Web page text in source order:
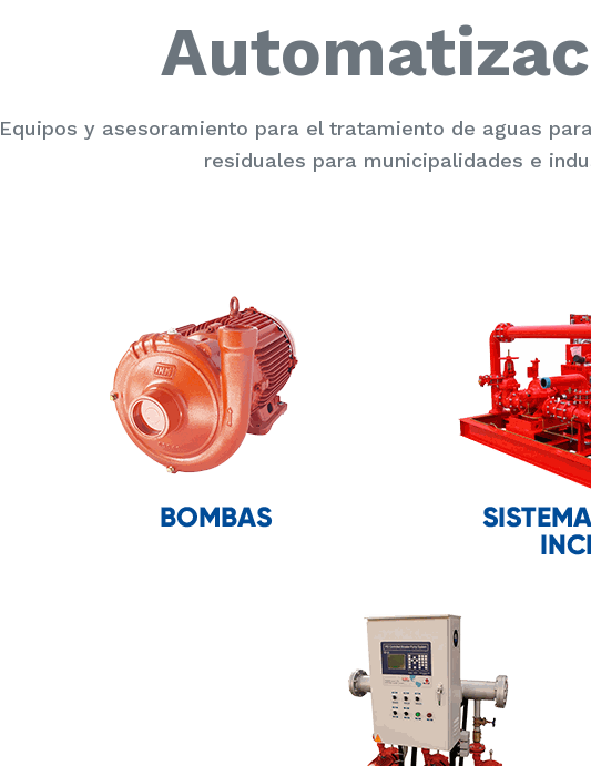
Equipos y asesoramiento para el tratamiento de aguas
residuales para municipalidades e